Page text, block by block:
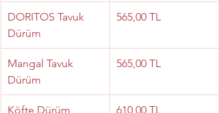
DORITOS Tavuk
Dürüm
565,00 TL
Mangal Tavuk
Dürüm
565,00 TL
Köfte Dürüm 610,00 TL